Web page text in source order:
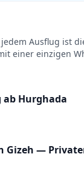
Ausflug ist
einer einzigen
ab Hurghada